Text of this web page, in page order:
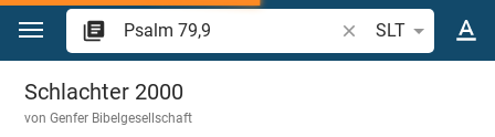
Zum Inhalt springen
Bibelstelle oder
SLT
Psalm 79
Schlachter 2000
vonGenfer Bibelgesellschaft